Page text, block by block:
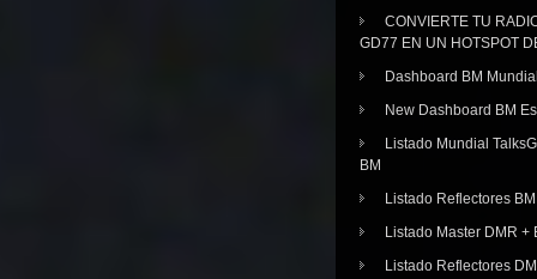
CONVIERTE TU
GD77 EN UN HOTSPOT
Dashboard BM
New Dashboard BM
Listado Mundial
BM
Listado Reflectores BM
Listado Master DMR +
Listado Reflectores